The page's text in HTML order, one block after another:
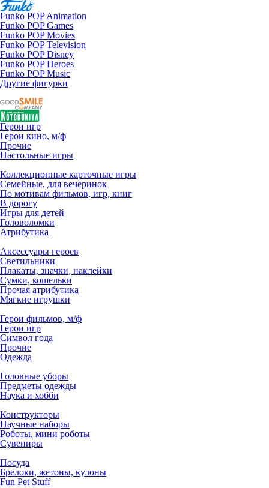
Funko POP Animation
Funko POP Games
Funko POP Movies
Funko POP Television
Funko POP Disney
Funko POP Heroes
Funko POP Music
Другие фигурки
Герои игр
Герои кино, м/ф
Прочие
Настольные игры
Коллекционные карточные игры
Семейные, для вечеринок
По мотивам фильмов, игр, книг
В дорогу
Игры для детей
Головоломки
Атрибутика
Аксессуары героев
Светильники
Плакаты, значки, наклейки
Сумки, кошельки
Прочая атрибутика
Мягкие игрушки
Герои фильмов, м/ф
Герои игр
Символ года
Прочие
Одежда
Головные уборы
Предметы одежды
Наука и хобби
Конструкторы
Научные наборы
Роботы, мини роботы
Сувениры
Посуда
Брелоки, жетоны, кулоны
Fun Pet Stuff